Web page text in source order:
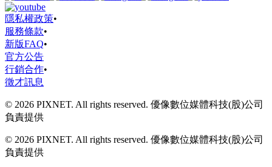
隱私權政策•
服務條款•
新版FAQ•
官方公告
行銷合作•
徵才訊息
© 2026 PIXNET. All rights reserved. 優像數位媒體科技(股)公司
負責提供
© 2026 PIXNET. All rights reserved. 優像數位媒體科技(股)公司
負責提供